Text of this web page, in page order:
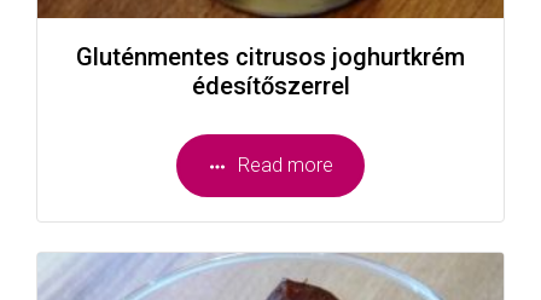
Gluténmentes citrusos joghurtkrém
édesítőszerrel
Read more